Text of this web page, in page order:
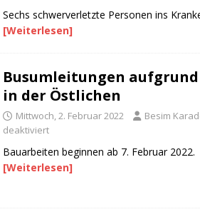
Sechs schwerverletzte Personen ins
[Weiterlesen]
Busumleitungen
in der Östlichen
Mittwoch, 2. Februar 2022 Besim
deaktiviert
Bauarbeiten beginnen ab 7. Februar 2022.
[Weiterlesen]